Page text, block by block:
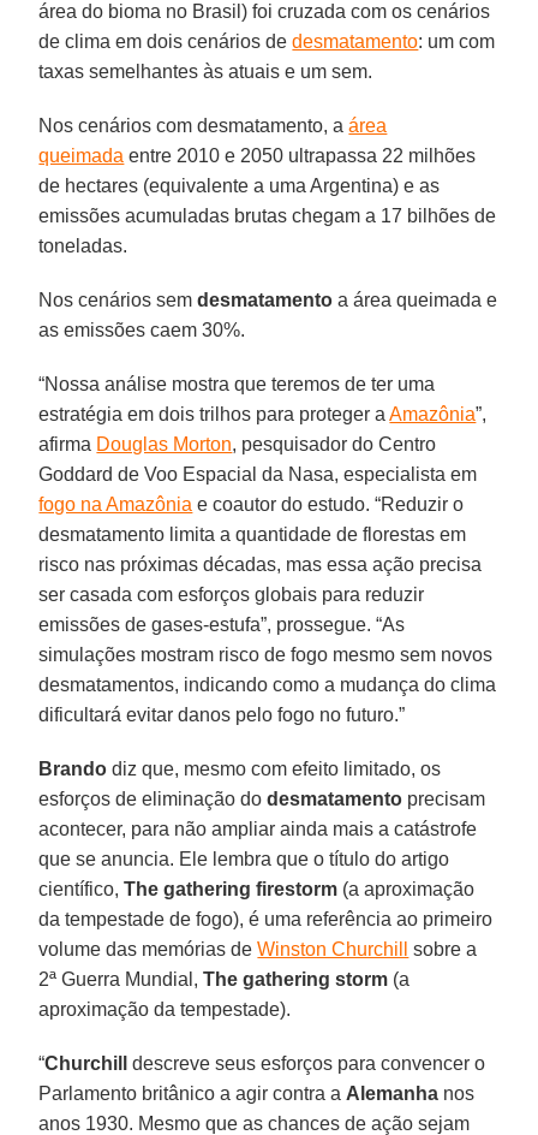
área do bioma no Brasil) foi cruzada com os cenários
de clima em dois cenários dedesmatamento: um com
taxas semelhantes às atuais e um sem.
Nos cenários com desmatamento, a área
queimada entre 2010 e 2050 ultrapassa 22 milhões
de hectares (equivalente a uma Argentina) e as
emissões acumuladas brutas chegam a 17 bilhões de
toneladas.
Nos cenários semdesmatamento a área queimada e
as emissões caem 30%.
“Nossa análise mostra que teremos de ter uma
estratégia em dois trilhos para proteger aAmazônia”,
afirma Douglas Morton, pesquisador do Centro
Goddard de Voo Espacial da Nasa, especialista em
fogo na Amazônia e coautor do estudo. “Reduzir o
desmatamento limita a quantidade de florestas em
risco nas próximas décadas, mas essa ação precisa
ser casada com esforços globais para reduzir
emissões de gases-estufa”, prossegue. “As
simulações mostram risco de fogo mesmo sem novos
desmatamentos, indicando como a mudança do clima
dificultará evitar danos pelo fogo no futuro.”
Brando diz que, mesmo com efeito limitado, os
esforços de eliminação dodesmatamento precisam
acontecer, para não ampliar ainda mais a catástrofe
que se anuncia. Ele lembra que o título do artigo
científico, The gathering firestorm (a aproximação
da tempestade de fogo), é uma referência ao primeiro
volume das memórias deWinston Churchill
sobre a
2ª Guerra Mundial,The gathering storm (a
aproximação da tempestade).
“Churchill
descreve seus esforços para convencer o
Parlamento britânico a agir contra a Alemanha nos
anos 1930. Mesmo que as chances de ação sejam